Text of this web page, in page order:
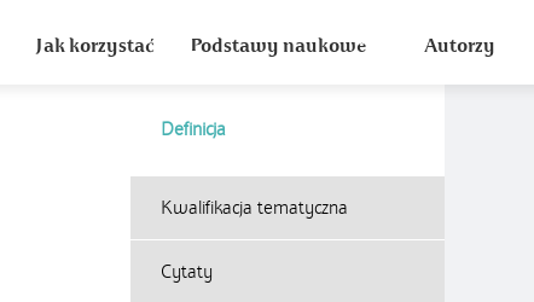
Jak korzystać Podstawy naukowe Autorzy
Definicja
Kwalifikacja tematyczna
Cytaty